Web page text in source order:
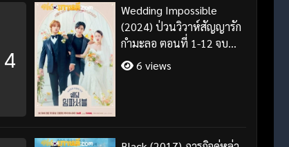
4
Wedding Impossible
(2024) ป่วนวิวาห์สัญญารัก
กำมะลอ ตอนที่ 1-12 จบ
พากย์ไทย/ซับไทย
6 views